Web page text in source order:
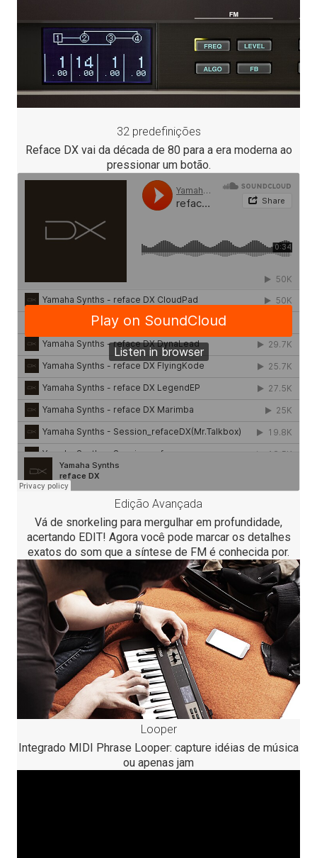
32 predefinições
Reface DX vai da década de 80 para a era moderna ao
pressionar um botão.
Edição Avançada
Vá de snorkeling para mergulhar em profundidade,
acertando EDIT! Agora você pode marcar os detalhes
exatos do som que a síntese de FM é conhecida por.
Looper
Integrado MIDI Phrase Looper: capture idéias de música
ou apenas jam